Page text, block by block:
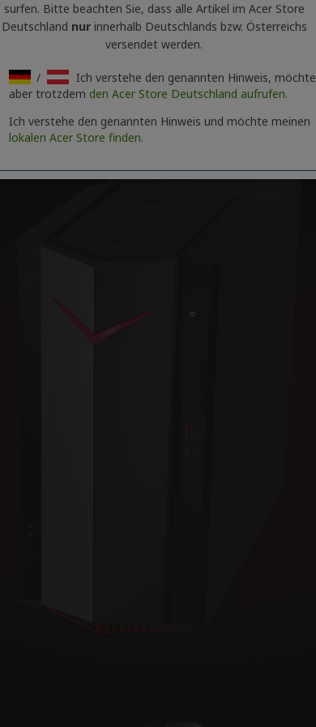
surfen. Bitte beachten Sie, dass alle Artikel im Acer Store
Deutschland nurinnerhalb Deutschlands bzw. Österreichs
versendet werden.
/
Ich verstehe den genannten Hinweis, möchte
aber trotzdem den Acer Store Deutschland aufrufen.
Ich verstehe den genannten Hinweis und möchte meinen
lokalen Acer Store finden.